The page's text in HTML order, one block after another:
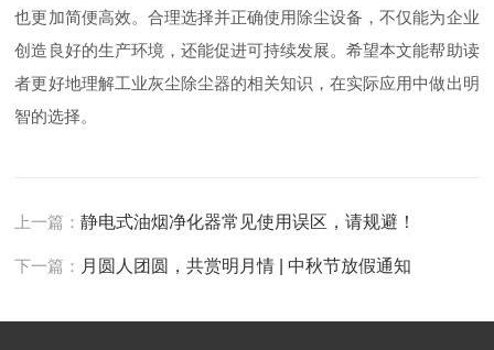
也更加简便高效。合理选择并正确使用除尘设备，不仅能为企业
创造良好的生产环境，还能促进可持续发展。希望本文能帮助读
者更好地理解工业灰尘除尘器的相关知识，在实际应用中做出明
智的选择。
上一篇：静电式油烟净化器常见使用误区，请规避！
下一篇： 月圆人团圆，共赏明月情 | 中秋节放假通知